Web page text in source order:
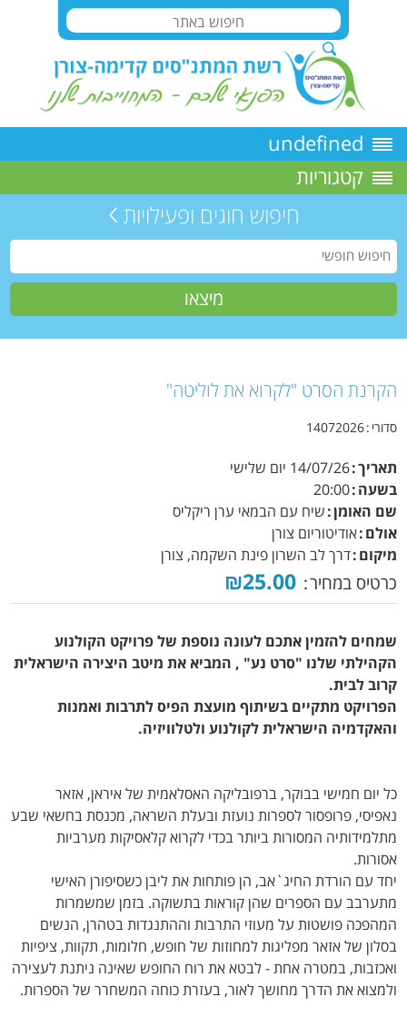
undefined
קטגוריות
חיפוש חוגים ופעילויות
הקרנת הסרט "לקרוא את לוליטה"
סדורי 14072026
תאריך 14/07/26 יום שלישי
בשעה 20:00
שם האומן שיח עם הבמאי ערן ריקליס
אולם אודיטוריום צורן
מיקום דרך לב השרון פינת השקמה, צורן
כרטיס במחיר ₪25.00
שמחים להזמין אתכם לעונה נוספת של פרויקט הקולנוע
הקהילתי שלנו "סרט נע" , המביא את מיטב היצירה הישראלית
קרוב לבית.
הפרויקט מתקיים בשיתוף מועצת הפיס לתרבות ואמנות
והאקדמיה הישראלית לקולנוע ולטלוויזיה.
כל יום חמישי בבוקר, ברפובליקה האסלאמית של איראן, אזאר
נאפיסי, פרופסור לספרות נועזת ובעלת השראה, מכנסת בחשאי שבע
מתלמידותיה המסורות ביותר בכדי לקרוא קלאסיקות מערביות
אסורות.
יחד עם הורדת החיג`אב, הן פותחות את ליבן כשסיפורן האישי
מתערבב עם הספרים שהן קוראות בתשוקה. בזמן שמשמרות
המהפכה פושטות על מעוזי התרבות וההתנגדות בטהרן, הנשים
בסלון של אזאר מפליגות למחוזות של חופש, חלומות, תקוות, ציפיות
ואכזבות, במטרה אחת - לבטא את רוח החופש שאינה ניתנת לעצירה
ולמצוא את הדרך מחושך לאור, בעזרת כוחה המשחרר של הספרות.